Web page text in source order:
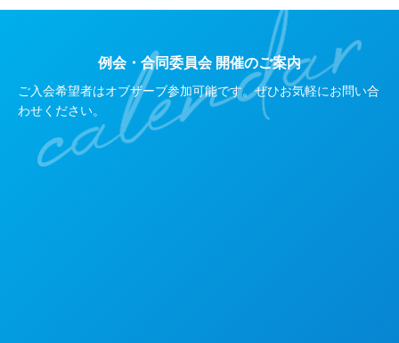
例会・合同委員会 開催のご案内
ご入会希望者はオブザーブ参加可能です。ぜひお気軽にお問い合
わせください。